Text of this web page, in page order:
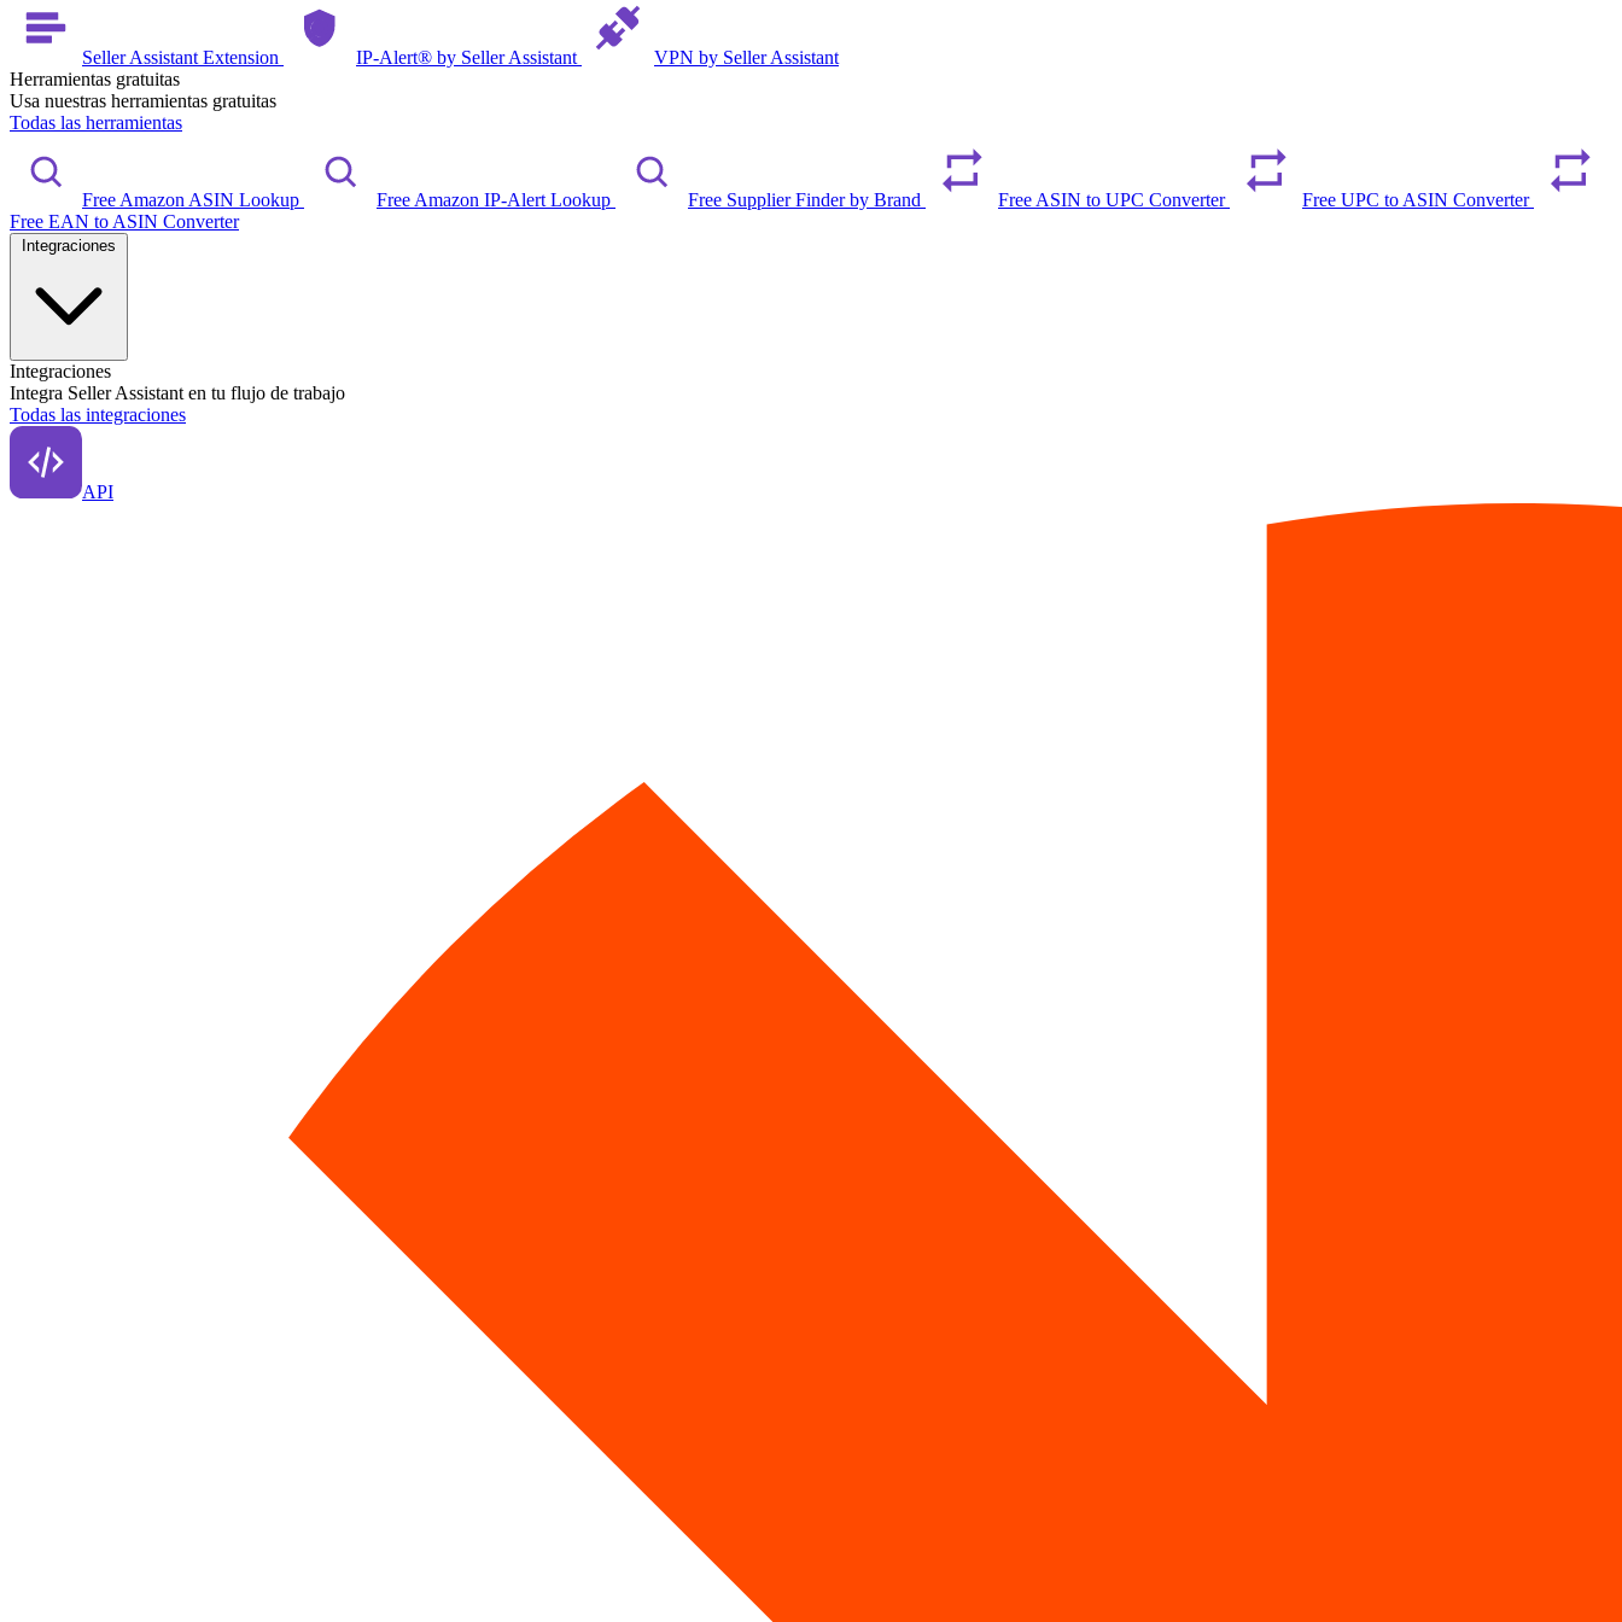
Seller Assistant Extension IP-Alert® by Seller Assistant
VPN by Seller Assistant
Herramientas gratuitas
Usa nuestras herramientas gratuitas
Todas las herramientas
Free Amazon ASIN Lookup Free Amazon IP-Alert Lookup Free Supplier Finder by Brand Free ASIN to UPC Converter
Free UPC to ASIN Converter
Free EAN to ASIN Converter
Integraciones
Integra Seller Assistant en tu flujo de trabajo
Todas las integraciones
API